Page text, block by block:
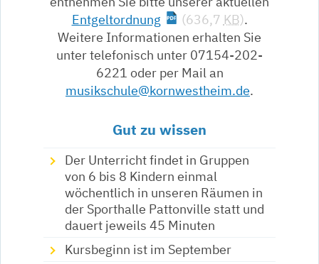
Entgeltordnung
(636,7 KB).
Weitere Informationen erhalten Sie
unter telefonisch unter 07154-202-
6221 oder per Mail an
musikschule@kornwestheim.de.
Gut zu wissen
Der Unterricht findet in Gruppen
von 6 bis 8 Kindern einmal
wöchentlich in unseren Räumen in
der Sporthalle Pattonville statt und
dauert jeweils 45 Minuten
Kursbeginn ist im September